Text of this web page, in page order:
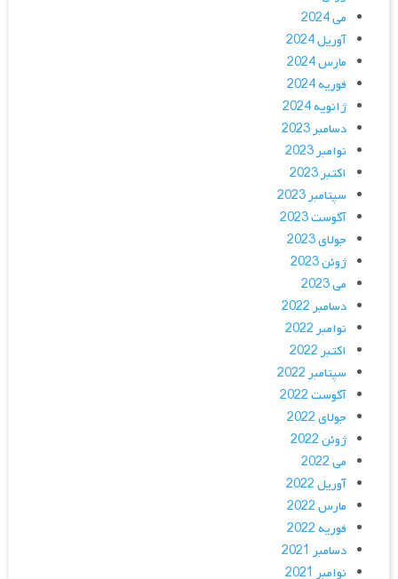
می 2024
آوریل 2024
مارس 2024
فوریه 2024
ژانویه 2024
دسامبر 2023
نوامبر 2023
اکتبر 2023
سپتامبر 2023
آگوست 2023
جولای 2023
ژوئن 2023
می 2023
دسامبر 2022
نوامبر 2022
اکتبر 2022
سپتامبر 2022
آگوست 2022
جولای 2022
ژوئن 2022
می 2022
آوریل 2022
مارس 2022
فوریه 2022
دسامبر 2021
نوامبر 2021